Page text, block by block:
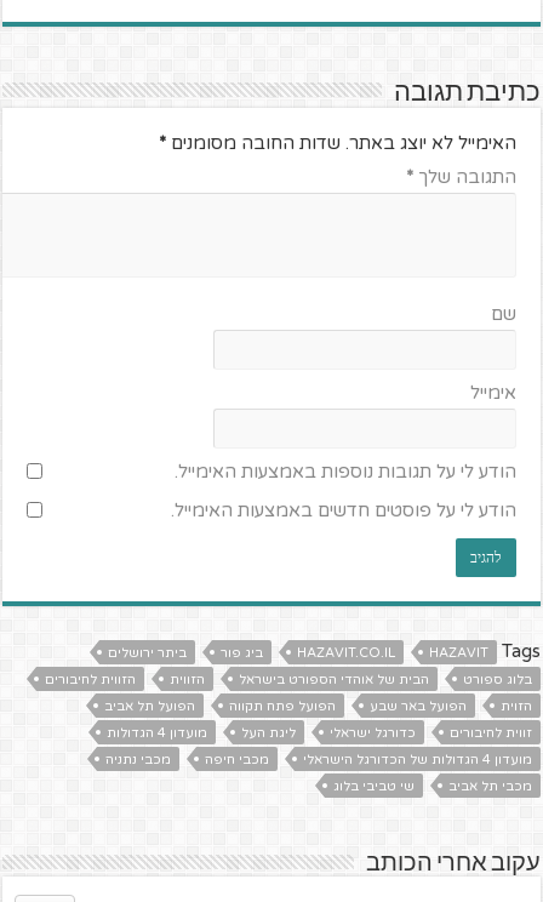
כתיבת תגובה
האימייל לא יוצג באתר. שדות החובה מסומנים*
התגובה שלך*
שם
אימייל
הודע לי על תגובות נוספות באמצעות האימייל.
הודע לי על פוסטים חדשים באמצעות האימייל.
Tags
HAZAVIT
HAZAVIT.CO.IL ביג פור
ביתר ירושלים
בלוג ספורט
הבית של אוהדי הספורט בישראל הזווית
הזווית לחיבורים
הזוית
הפועל באר שבע הפועל פתח תקווה
הפועל תל אביב
זווית לחיבורים
כדורגל ישראלי ליגת העל
מועדון 4 הגדולות
מועדון 4 הגדולות של הכדורגל הישראלי
מכבי חיפה
מכבי נתניה
מכבי תל אביב
שי טביבי בלוג
עקוב אחרי הכותב